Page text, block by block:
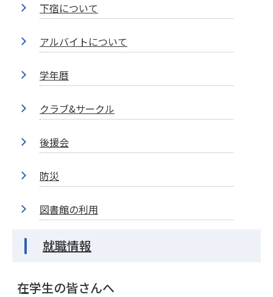
下宿について
アルバイトについて
学年暦
クラブ&サークル
後援会
防災
図書館の利用
就職情報
在学生の皆さんへ